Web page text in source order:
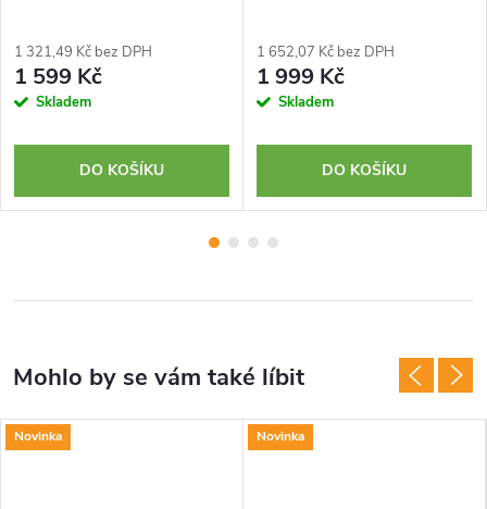
1 321,49 Kč bez DPH
1 599 Kč
Skladem
DO KOŠÍKU
1 652,07 Kč bez DPH
1 999 Kč
Skladem
DO KOŠÍKU
Novinka Novinka